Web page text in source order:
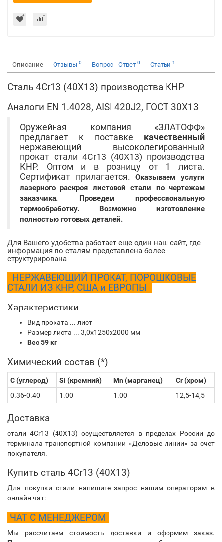
Описание Отзывы 0 Вопрос - Ответ 0 Статьи 1
Сталь 4Cr13 (40Х13) производства КНР
Аналоги EN 1.4028, AISI 420J2, ГОСТ 30Х13
Оружейная компания «ЗЛАТОФФ»
предлагает к поставке качественный
нержавеющий высоколегированный
прокат стали 4Cr13 (40Х13) производства
КНР. Оптом и в розницу от 1 листа.
Сертификат прилагается.
Оказываем услуги
лазерного раскроя листовой стали по чертежам
заказчика. Проведем профессиональную
термообработку. Возможно изготовление
полностью готовых деталей.
Для Вашего удобства работает еще один наш сайт, где
информация по сталям представлена более
структурирована
НЕРЖАВЕЮЩИЙ ПРОКАТ, ПОРОШКОВЫЕ
СТАЛИ ИЗ КНР, США и ЕВРОПЫ
Характеристики
Вид проката ... лист
Размер листа ... 3,0х1250х2000 мм
Вес 59 кг
Химический состав (*)
C (углерод) Si (кремний) Mn (марганец)
Cr (хром)
0.36-0.40
1.00 1.00 12,5-14,5
Доставка
стали 4Cr13 (40Х13) осуществляется в пределах России до
терминала транспортной компании «Деловые линии» за счет
покупателя.
Купить сталь 4Cr13 (40Х13)
Для покупки стали напишите запрос нашим операторам в
онлайн чат:
ЧАТ С МЕНЕДЖЕРОМ
Мы рассчитаем стоимость доставки и оформим заказ.